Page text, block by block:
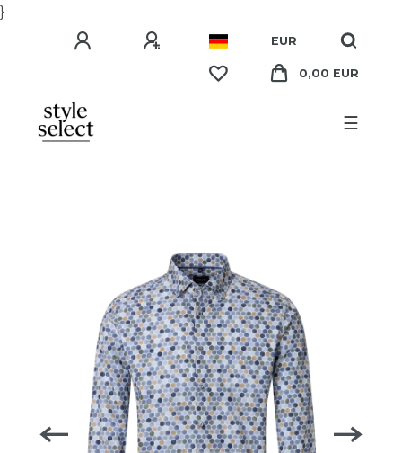
}
EUR
0,00 EUR
☰